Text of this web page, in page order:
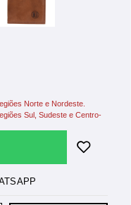
Norte e Nordeste.
Sul, Sudeste e Centro-